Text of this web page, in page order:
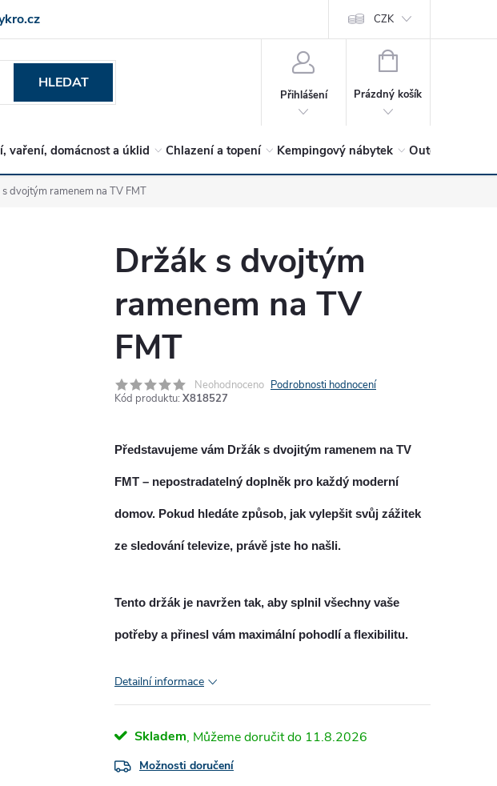
při reklamaci -jak zboží vrátit? O společnosti Hodnocení obchodu
CZK
HLEDAT
Přihlášení
NÁKUPNÍ
Prázdný košík
vaření, domácnost a úklid Chlazení a topení Kempingový nábytek Outdoor a
dvojtým ramenem na TV FMT
Držák s dvojtým
ramenem na TV
FMT
Neohodnoceno Podrobnosti hodnocení
Kód produktu: X818527
Představujeme vám Držák s dvojitým ramenem na TV
FMT – nepostradatelný doplněk pro každý moderní
domov. Pokud hledáte způsob, jak vylepšit svůj zážitek
ze sledování televize, právě jste ho našli.
Tento držák je navržen tak, aby splnil všechny vaše
potřeby a přinesl vám maximální pohodlí a flexibilitu.
Detailní informace
Skladem 11.8.2026
Možnosti doručení